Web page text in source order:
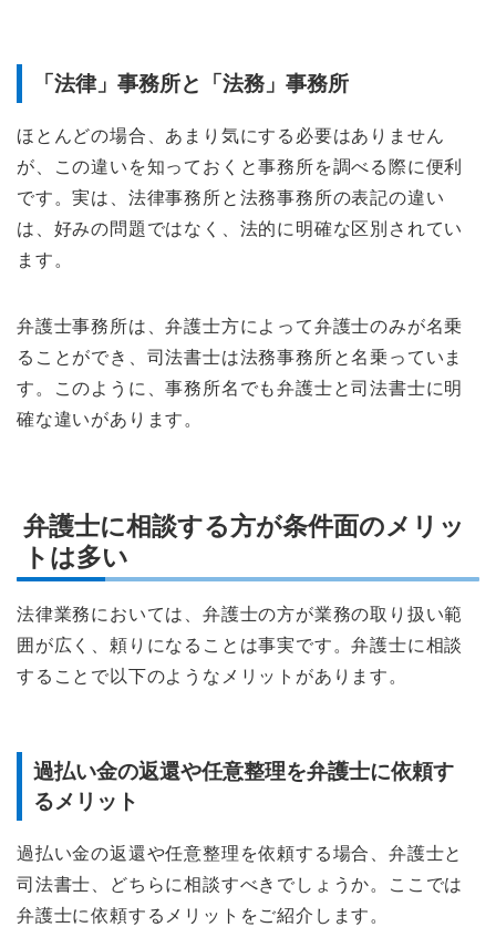
「法律」事務所と「法務」事務所
ほとんどの場合、あまり気にする必要はありません
が、この違いを知っておくと事務所を調べる際に便利
です。実は、法律事務所と法務事務所の表記の違い
は、好みの問題ではなく、法的に明確な区別されてい
ます。
弁護士事務所は、弁護士方によって弁護士のみが名乗
ることができ、司法書士は法務事務所と名乗っていま
す。このように、事務所名でも弁護士と司法書士に明
確な違いがあります。
弁護士に相談する方が条件面のメリッ
トは多い
法律業務においては、弁護士の方が業務の取り扱い範
囲が広く、頼りになることは事実です。弁護士に相談
することで以下のようなメリットがあります。
過払い金の返還や任意整理を弁護士に依頼す
るメリット
過払い金の返還や任意整理を依頼する場合、弁護士と
司法書士、どちらに相談すべきでしょうか。ここでは
弁護士に依頼するメリットをご紹介します。